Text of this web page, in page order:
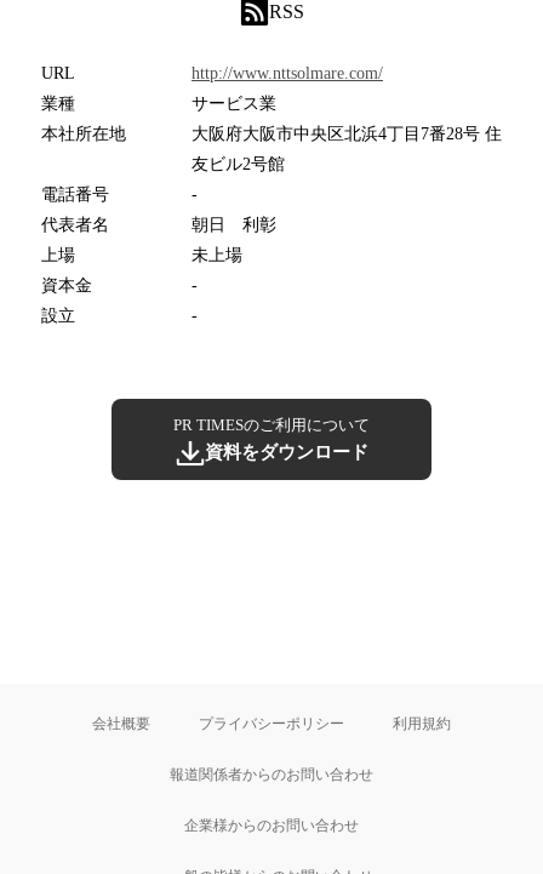
RSS
URL
http://www.nttsolmare.com/
業種
サービス業
本社所在地
大阪府大阪市中央区北浜4丁目7番28号 住
友ビル2号館
電話番号
-
代表者名
朝日 利彰
上場
未上場
資本金
-
設立
-
PR TIMESのご利用について
資料をダウンロード
会社概要 プライバシーポリシー 利用規約
報道関係者からのお問い合わせ
企業様からのお問い合わせ